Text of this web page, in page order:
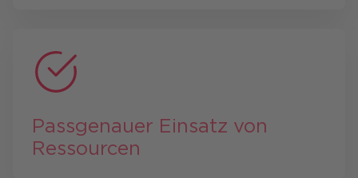
Pass­genauer Einsatz von
Ressourcen